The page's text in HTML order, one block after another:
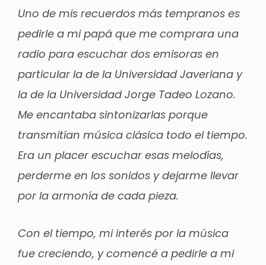
Uno de mis recuerdos más tempranos es
pedirle a mi papá que me comprara una
radio para escuchar dos emisoras en
particular la de la Universidad Javeriana y
la de la Universidad Jorge Tadeo Lozano.
Me encantaba sintonizarlas porque
transmitían música clásica todo el tiempo.
Era un placer escuchar esas melodías,
perderme en los sonidos y dejarme llevar
por la armonía de cada pieza.
Con el tiempo, mi interés por la música
fue creciendo, y comencé a pedirle a mi